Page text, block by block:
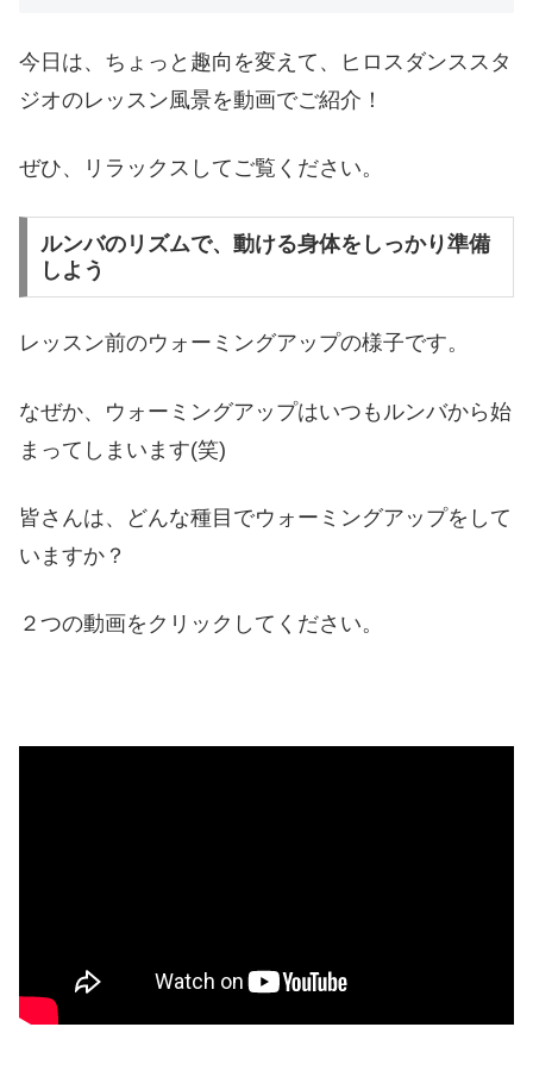
今日は、ちょっと趣向を変えて、ヒロスダンススタ
ジオのレッスン風景を動画でご紹介！
ぜひ、リラックスしてご覧ください。
ルンバのリズムで、動ける身体をしっかり準備
しよう
レッスン前のウォーミングアップの様子です。
なぜか、ウォーミングアップはいつもルンバから始
まってしまいます(笑)
皆さんは、どんな種目でウォーミングアップをして
いますか？
２つの動画をクリックしてください。